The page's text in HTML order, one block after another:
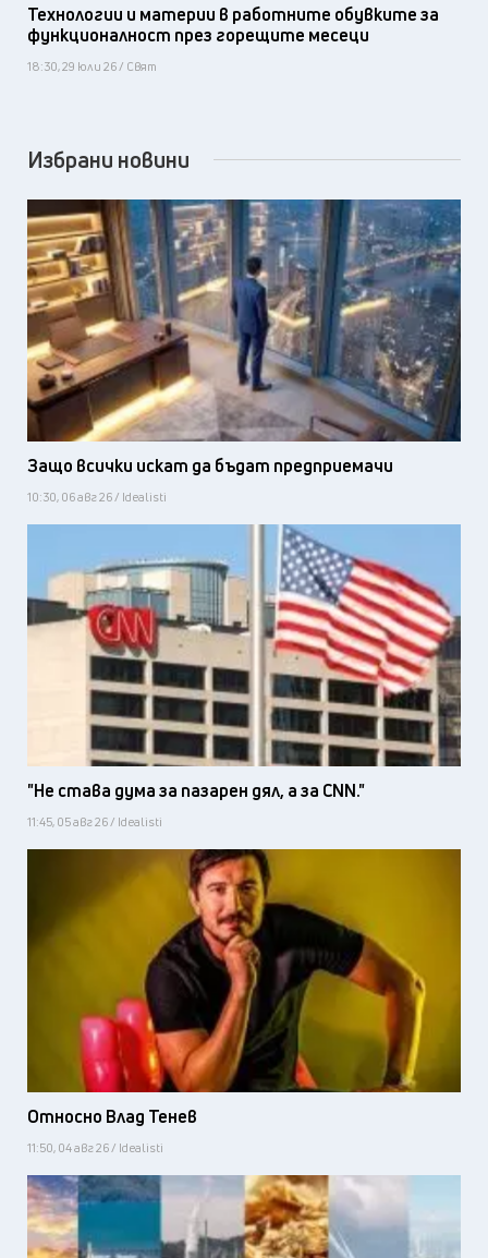
Технологии и материи в работните обувките за
функционалност през горещите месеци
18:30, 29 юли 26 / Свят
Избрани новини
Защо всички искат да бъдат предприемачи
10:30, 06 авг 26 / Idealisti
"Не става дума за пазарен дял, а за CNN."
11:45, 05 авг 26 / Idealisti
Относно Влад Тенев
11:50, 04 авг 26 / Idealisti